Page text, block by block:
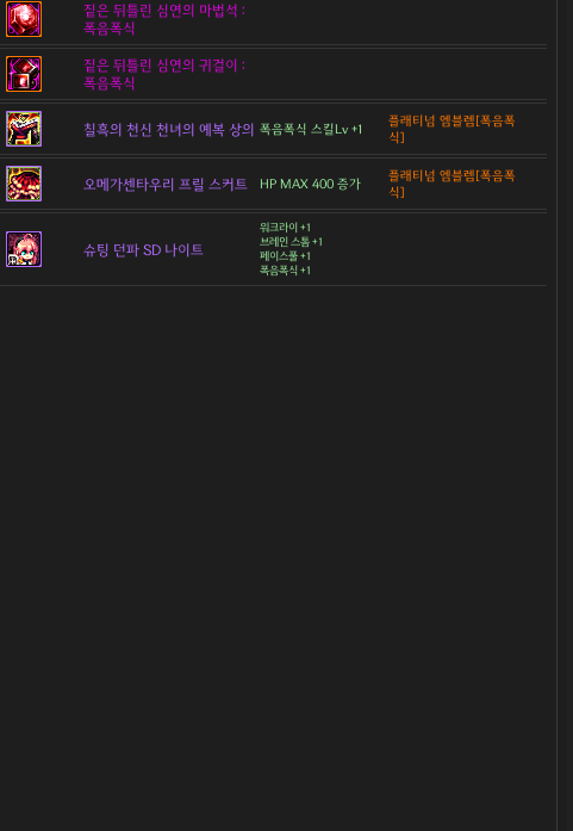
짙은 뒤틀린 심연의 마법석 :
폭음폭식
짙은 뒤틀린 심연의 귀걸이 :
폭음폭식
칠흑의 천신 천녀의 예복 상의 폭음폭식 스킬Lv +1
플래티넘 엠블렘[폭음폭
식]
오메가센타우리 프릴 스커트 HP MAX 400 증가
플래티넘 엠블렘[폭음폭
식]
슈팅 던파 SD 나이트
워크라이 +1
브레인 스톰 +1
페이스풀 +1
폭음폭식 +1